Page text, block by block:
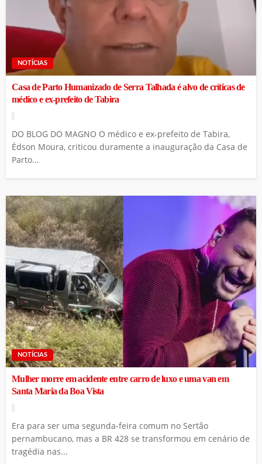
NOTÍCIAS
Casa de Parto Humanizado de Serra Talhada é alvo de críticas de
médico e ex-prefeito de Tabira
DO BLOG DO MAGNO O médico e ex-prefeito de Tabira,
Édson Moura, criticou duramente a inauguração da Casa de
Parto...
NOTÍCIAS
Mulher morre em acidente entre carro de luxo e uma van em
Santa Maria da Boa Vista
Era para ser uma segunda-feira comum no Sertão
pernambucano, mas a BR 428 se transformou em cenário de
tragédia nas...